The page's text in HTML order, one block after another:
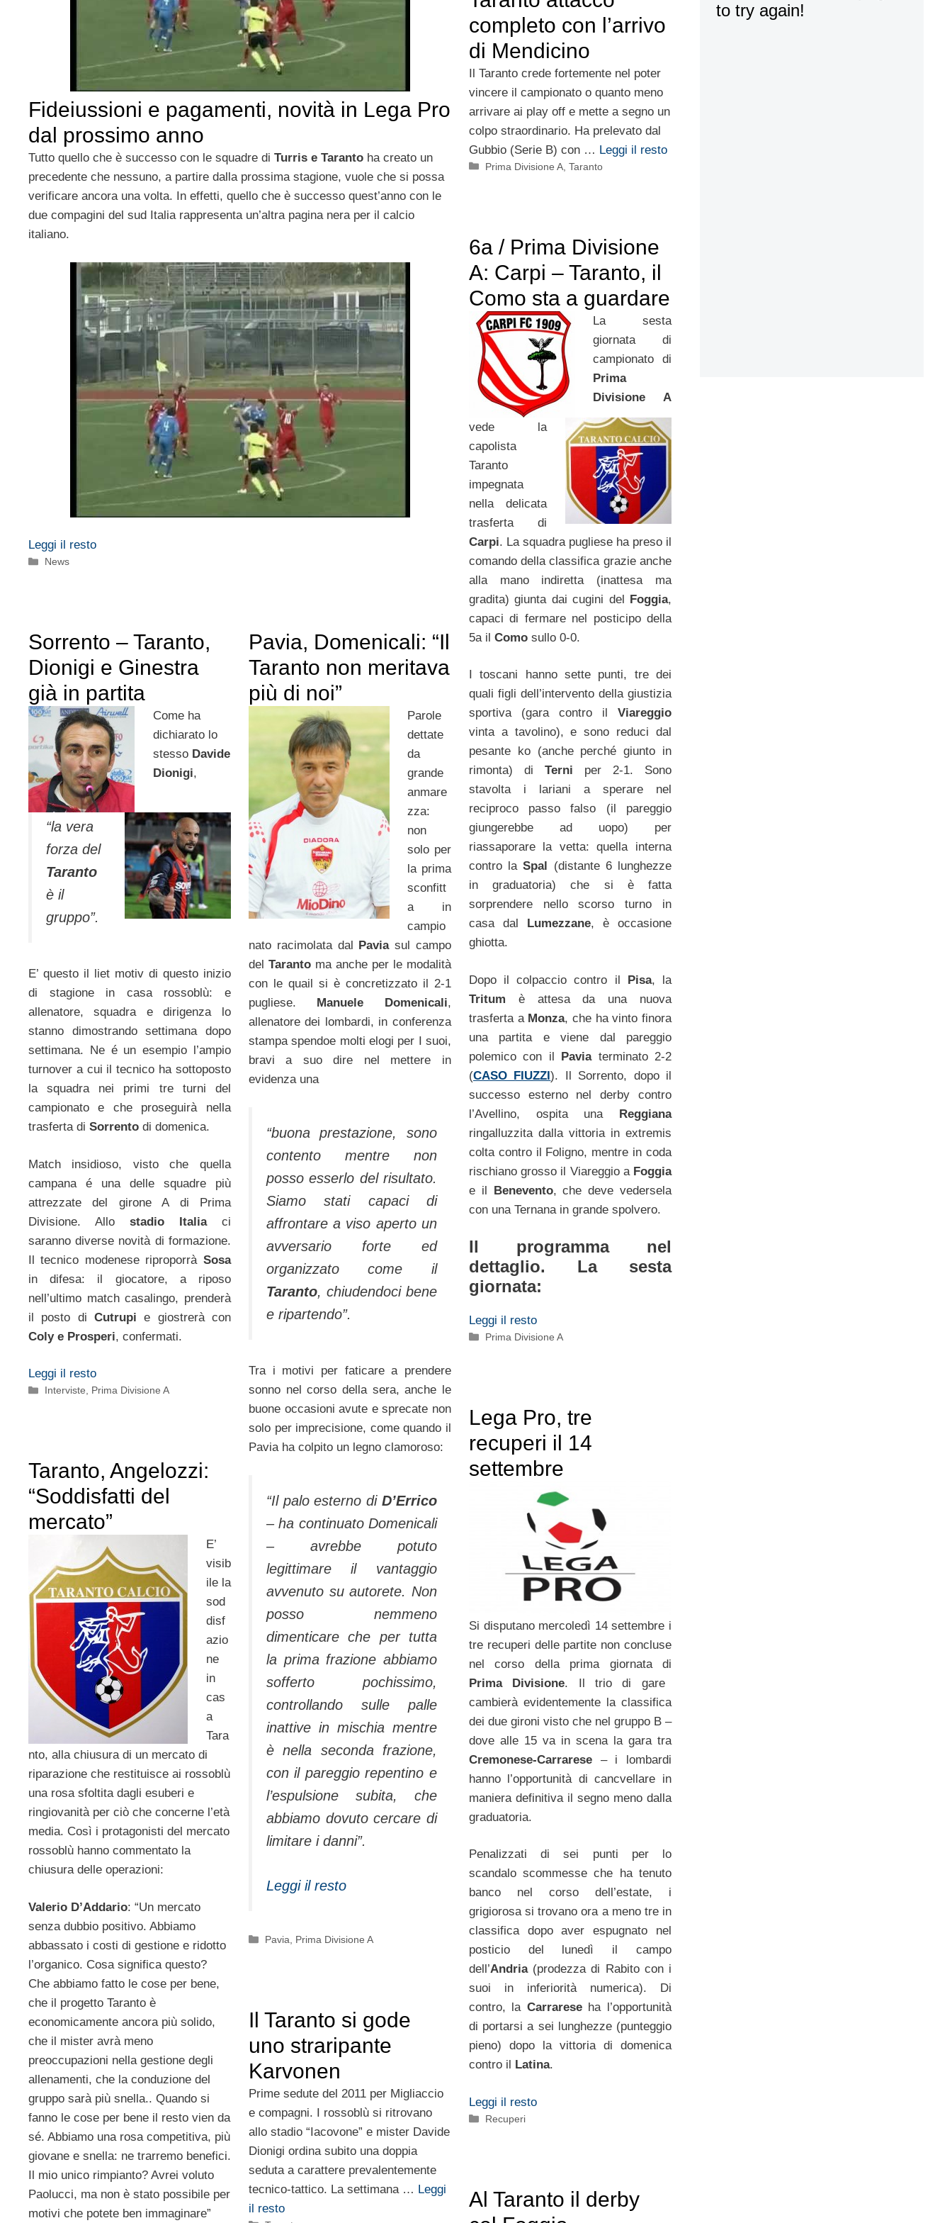
Fideiussioni e pagamenti, novità in Lega Pro
dal prossimo anno
Tutto quello che è successo con le squadre di Turris e Taranto ha creato un
precedente che nessuno, a partire dalla prossima stagione, vuole che si possa
verificare ancora una volta. In effetti, quello che è successo quest’anno con le
due compagini del sud Italia rappresenta un’altra pagina nera per il calcio
italiano.
Leggi il resto
Categorie
News
completo con l’arrivo
di Mendicino
Il Taranto crede fortemente nel poter
vincere il campionato o quanto meno
arrivare ai play off e mette a segno un
colpo straordinario. Ha prelevato dal
Gubbio (Serie B) con … Leggi il resto
Categorie
Prima Divisione A ,Taranto
6a / Prima Divisione
A: Carpi – Taranto, il
Como sta a guardare
La sesta
giornata di
campionato di
Prima
Divisione A
vede la
capolista
Taranto
impegnata
nella delicata
trasferta di
Carpi. La squadra pugliese ha preso il
comando della classifica grazie anche
alla mano indiretta (inattesa ma
gradita) giunta dai cugini del Foggia,
capaci di fermare nel posticipo della
5a il Comosullo 0-0.
I toscani hanno sette punti, tre dei
quali figli dell’intervento della giustizia
sportiva (gara contro il Viareggio
vinta a tavolino), e sono reduci dal
pesante ko (anche perché giunto in
rimonta) di Terni per 2-1. Sono
stavolta i lariani a sperare nel
reciproco passo falso (il pareggio
giungerebbe ad uopo) per
riassaporare la vetta: quella interna
contro laSpal (distante 6 lunghezze
in graduatoria) che si è fatta
sorprendere nello scorso turno in
casa dal Lumezzane, è occasione
ghiotta.
Dopo il colpaccio contro il Pisa, la
Tritum è attesa da una nuova
trasferta a Monza, che ha vinto finora
una partita e viene dal pareggio
polemico con il Paviaterminato 2-2
(CASO FIUZZI). Il Sorrento, dopo il
successo esterno nel derby contro
l’Avellino, ospita una Reggiana
ringalluzzita dalla vittoria in extremis
colta contro il Foligno, mentre in coda
rischiano grosso il Viareggio a Foggia
e il Benevento, che deve vedersela
con una Ternana in grande spolvero.
Il programma nel
dettaglio. La sesta
giornata:
Leggi il resto
Categorie
Prima Divisione A
Sorrento – Taranto,
Dionigi e Ginestra
già in partita
Come ha
dichiarato lo
stesso Davide
Dionigi,
“la vera
forza del
Taranto
è il
gruppo”.
E’ questo il liet motiv di questo inizio
di stagione in casa rossoblù: e
allenatore, squadra e dirigenza lo
stanno dimostrando settimana dopo
settimana. Ne é un esempio l’ampio
turnover a cui il tecnico ha sottoposto
la squadra nei primi tre turni del
campionato e che proseguirà nella
trasferta di Sorrento di domenica.
Match insidioso, visto che quella
campana é una delle squadre più
attrezzate del girone A di Prima
Divisione. Allo stadio Italiaci
saranno diverse novità di formazione.
Il tecnico modenese riproporrà Sosa
in difesa: il giocatore, a riposo
nell’ultimo match casalingo, prenderà
il posto di Cutrupi e giostrerà con
Coly e Prosperi, confermati.
Leggi il resto
Categorie
Interviste, Prima Divisione A
Pavia, Domenicali: “Il
Taranto non meritava
più di noi”
Parole
dettate
da
grande
anmare
zza:
non
solo per
la prima
sconfitt
a in
campio
nato racimolata dal
Paviasul campo
del Tarantoma anche per le modalità
con le quail si è concretizzato il 2-1
pugliese.
Manuele Domenicali,
allenatore dei lombardi, in conferenza
stampa spendoe molti elogi per I suoi,
bravi a suo dire nel mettere in
evidenza una
“buona prestazione, sono
contento mentre non
posso esserlo del risultato.
Siamo stati capaci di
affrontare a viso aperto un
avversario forte ed
organizzato come il
Taranto, chiudendoci bene
e ripartendo”.
Tra i motivi per faticare a prendere
sonno nel corso della sera, anche le
buone occasioni avute e sprecate non
solo per imprecisione, come quando il
Pavia ha colpito un legno clamoroso:
“Il palo esterno di D’Errico
– ha continuato Domenicali
– avrebbe potuto
legittimare il vantaggio
avvenuto su autorete. Non
posso nemmeno
dimenticare che per tutta
la prima frazione abbiamo
sofferto pochissimo,
controllando sulle palle
inattive in mischia mentre
è nella seconda frazione,
con il pareggio repentino e
l’espulsione subita, che
abbiamo dovuto cercare di
limitare i danni”.
Leggi il resto
Categorie
Pavia Prima Divisione A
Lega Pro, tre
recuperi il 14
settembre
Si disputano mercoledì 14 settembre i
tre recuperi delle partite non concluse
nel corso della prima giornata di
Prima Divisione. Il trio di gare
cambierà evidentemente la classifica
dei due gironi visto che nel gruppo B –
dove alle 15 va in scena la gara tra
Cremonese-Carrarese– i lombardi
hanno l’opportunità di cancvellare in
maniera definitiva il segno meno dalla
graduatoria.
Penalizzati di sei punti per lo
scandalo scommesse che ha tenuto
banco nel corso dell’estate, i
grigiorosa si trovano ora a meno tre in
classifica dopo aver espugnato nel
posticio del lunedì il campo
dell’Andria(prodezza di Rabito con i
suoi in inferiorità numerica). Di
contro, la Carrareseha l’opportunità
di portarsi a sei lunghezze (punteggio
pieno) dopo la vittoria di domenica
contro il
Latina.
Leggi il resto
Categorie
Recuperi
Taranto, Angelozzi:
“Soddisfatti del
mercato”
E’
visib
ile la
sod
disf
azio
ne
in
cas
a
Tara
nto, alla chiusura di un mercato di
riparazione che restituisce ai rossoblù
una rosa sfoltita dagli esuberi e
ringiovanità per ciò che concerne l’età
media. Così i protagonisti del mercato
rossoblù hanno commentato la
chiusura delle operazioni:
Valerio D’Addario: “Un mercato
senza dubbio positivo. Abbiamo
abbassato i costi di gestione e ridotto
l’organico. Cosa significa questo?
Che abbiamo fatto le cose per bene,
che il progetto Taranto è
economicamente ancora più solido,
che il mister avrà meno
preoccupazioni nella gestione degli
allenamenti, che la conduzione del
gruppo sarà più snella.. Quando si
fanno le cose per bene il resto vien da
sé. Abbiamo una rosa competitiva, più
giovane e snella: ne trarremo benefici.
Il mio unico rimpianto? Avrei voluto
Paolucci, ma non è stato possibile per
motivi che potete ben immaginare”
Il Taranto si gode
uno straripante
Karvonen
Prime sedute del 2011 per Migliaccio
e compagni. I rossoblù si ritrovano
allo stadio “Iacovone” e mister Davide
Dionigi ordina subito una doppia
seduta a carattere prevalentemente
tecnico-tattico. La settimana … Leggi
il resto
Al Taranto il derby